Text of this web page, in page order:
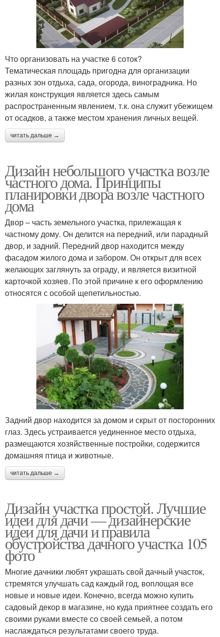
Что организовать на участке 6 соток?
Тематическая площадь пригодна для организации
разных зон отдыха, сада, огорода, виноградника. Но
жилая конструкция является здесь самым
распространенным явлением, т.к. она служит убежищем
от осадков, а также местом хранения личных вещей.
читать дальше →
Дизайн небольшого участка возле
частного дома. Принципы
планировки двора возле частного
дома
Двор – часть земельного участка, прилежащая к
частному дому. Он делится на передний, или парадный
двор, и задний. Передний двор находится между
фасадом жилого дома и забором. Он открыт для всех
желающих заглянуть за ограду, и является визитной
карточкой хозяев. По этой причине к его оформлению
относятся с особой щепетильностью.
Задний двор находится за домом и скрыт от посторонних
глаз. Здесь устраивается уединенное место отдыха,
размещаются хозяйственные постройки, содержится
домашняя птица и животные.
читать дальше →
Дизайн участка простой. Лучшие
идеи для дачи — дизайнерские
идеи для дачи и правила
обустройства дачного участка 105
фото
Многие дачники любят украшать свой дачный участок,
стремятся улучшать сад каждый год, воплощая все
новые и новые идеи. Конечно, всегда можно купить
садовый декор в магазине, но куда приятнее создать его
своими руками вместе со своей семьей, а потом
наслаждаться результатами своего труда.